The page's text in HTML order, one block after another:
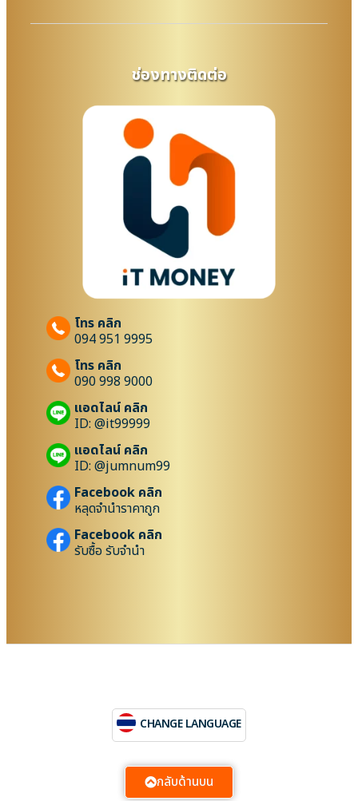
ช่องทางติดต่อ
โทร คลิก
094 951 9995
โทร คลิก
090 998 9000
แอดไลน์ คลิก
ID: @it99999
แอดไลน์ คลิก
ID: @jumnum99
Facebook คลิก
หลุดจำนำราคาถูก
Facebook คลิก
รับซื้อ รับจำนำ
CHANGE LANGUAGE
กลับด้านบน